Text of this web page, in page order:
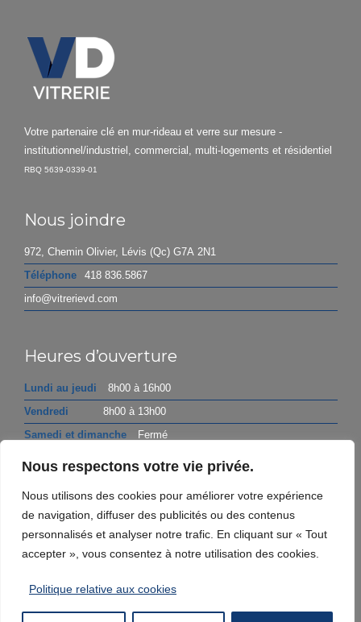
Nous respectons votre vie privée.
Nous utilisons des cookies pour améliorer votre expérience
de navigation, diffuser des publicités ou des contenus
personnalisés et analyser notre trafic. En cliquant sur « Tout
accepter », vous consentez à notre utilisation des cookies.
Politique relative aux cookies
Votre partenaire clé en mur-rideau et verre sur mesure -
institutionnel/industriel, commercial, multi-logements et résidentiel
RBQ 5639-0339-01
Nous joindre
972, Chemin Olivier, Lévis (Qc) G7A 2N1
Téléphone
418 836.5867
info@vitrerievd.com
Heures d’ouverture
Lundi au jeudi
8h00 à 16h00
Vendredi
8h00 à 13h00
Samedi et dimanche
Fermé
Politique de confidentialité
© Copyright 2026 - Vitrerie VD